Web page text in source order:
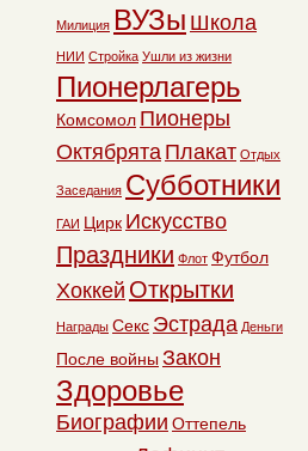
Милиция ВУЗы Школа
НИИ Стройка Ушли из жизни
Пионерлагерь
Комсомол Пионеры
Октябрята Плакат Отдых
Заседания Субботники
ГАИ Цирк Искусство
Праздники Флот Футбол
Хоккей Открытки
Награды Секс Эстрада Деньги
После войны Закон
Здоровье
Биографии Оттепель